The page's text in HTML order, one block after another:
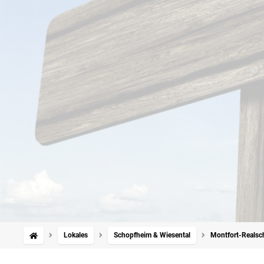
Lokales Schopfheim & Wiesental Montfort-